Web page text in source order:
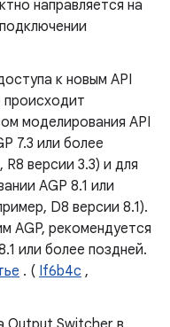
направляется на
к новым API
происходит
моделирования API
7.3 или более
версии 3.3) и для
AGP 8.1 или
D8 версии 8.1).
AGP, рекомендуется
или более поздней.
. ( If6b4c ,